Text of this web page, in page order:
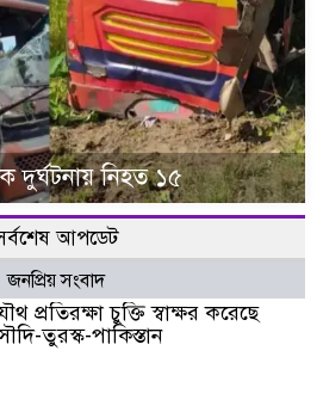
দুর্ঘটনায় নিহত ১৫
আপডেট
জনপ্রিয় সংবাদ
প্রতিরক্ষা চুক্তি স্বাক্ষর করেছে
তুরস্ক-পাকিস্তান